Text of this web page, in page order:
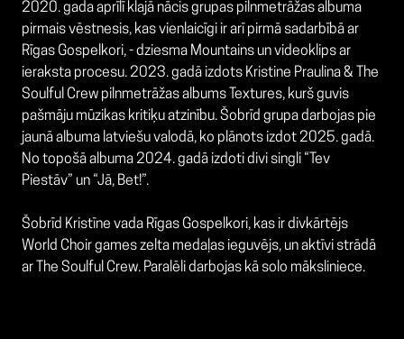
2020. gada aprīlī klajā nācis grupas pilnmetrāžas albuma
pirmais vēstnesis, kas vienlaicīgi ir arī pirmā sadarbībā ar
Rīgas Gospelkori, - dziesma Mountains un videoklips ar
ieraksta procesu. 2023. gadā izdots Kristine Praulina & The
Soulful Crew pilnmetrāžas albums Textures, kurš guvis
pašmāju mūzikas kritiķu atzinību. Šobrīd grupa darbojas pie
jaunā albuma latviešu valodā, ko plānots izdot 2025. gadā.
No topošā albuma 2024. gadā izdoti divi singli “Tev
Piestāv” un “Jā, Bet!”.
Šobrīd Kristīne vada Rīgas Gospelkori, kas ir divkārtējs
World Choir games zelta medaļas ieguvējs, un aktīvi strādā
ar The Soulful Crew. Paralēli darbojas kā solo māksliniece.